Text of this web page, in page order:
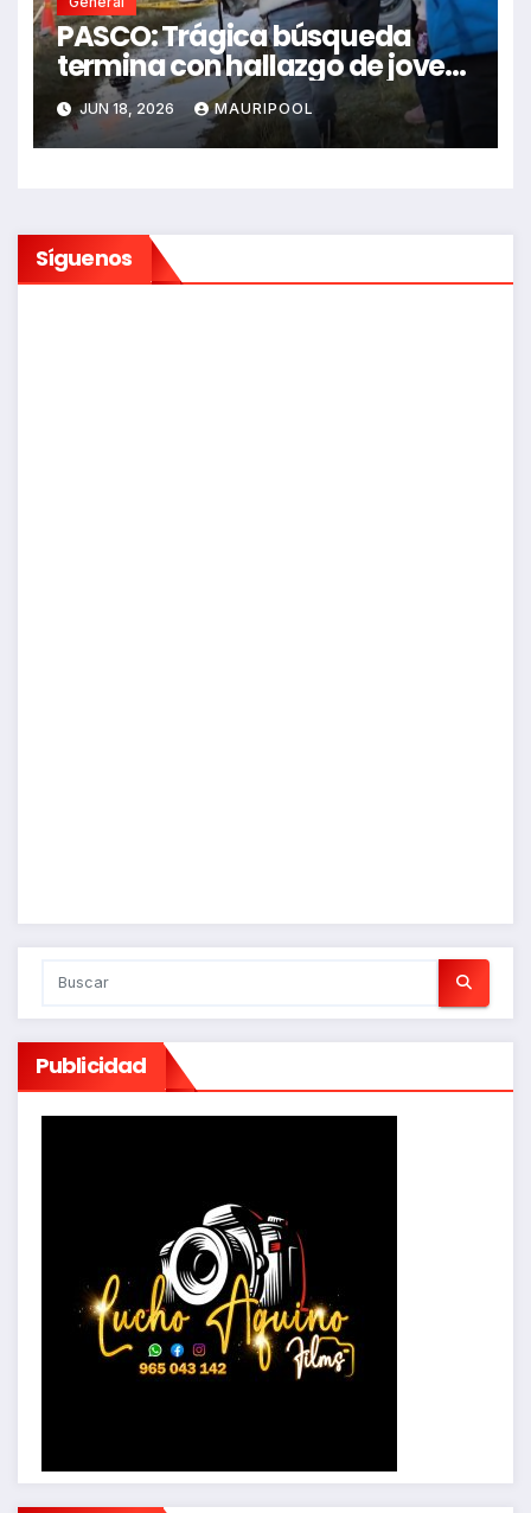
PASCO: Trágica búsqueda
termina con hallazgo de joven
sin vida en Rancas
JUN 18, 2026 MAURIPOOL
Síguenos
Publicidad